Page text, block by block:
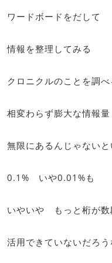
ワードボードをだして
情報を整理してみる
クロニクルのことを調べ
相変わらず膨大な情報量
無限にあるんじゃない
0.1% いや0.01%も
いやいや もっと桁が数
活用できていないだろ